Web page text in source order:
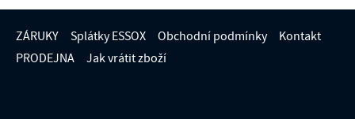
ZÁRUKY Splátky ESSOX Obchodní podmínky
Kontakt
PRODEJNA
Jak vrátit zboží